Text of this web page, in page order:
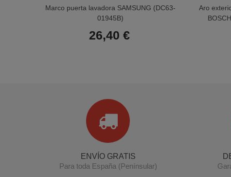
Marco puerta lavadora SAMSUNG (DC63-
01945B)
26,40 €
Aro
ENVÍO GRATIS
Para toda España (Penínsular)